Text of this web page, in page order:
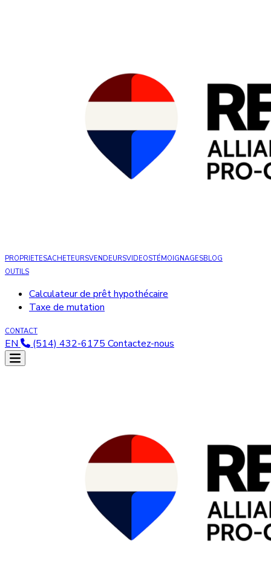
PROPRIETESACHETEURSVENDEURSVIDEOSTÉMOIGNAGESBLOG
OUTILS
Calculateur de prêt hypothécaire
Taxe de mutation
CONTACT
EN (514) 432-6175 Contactez-nous